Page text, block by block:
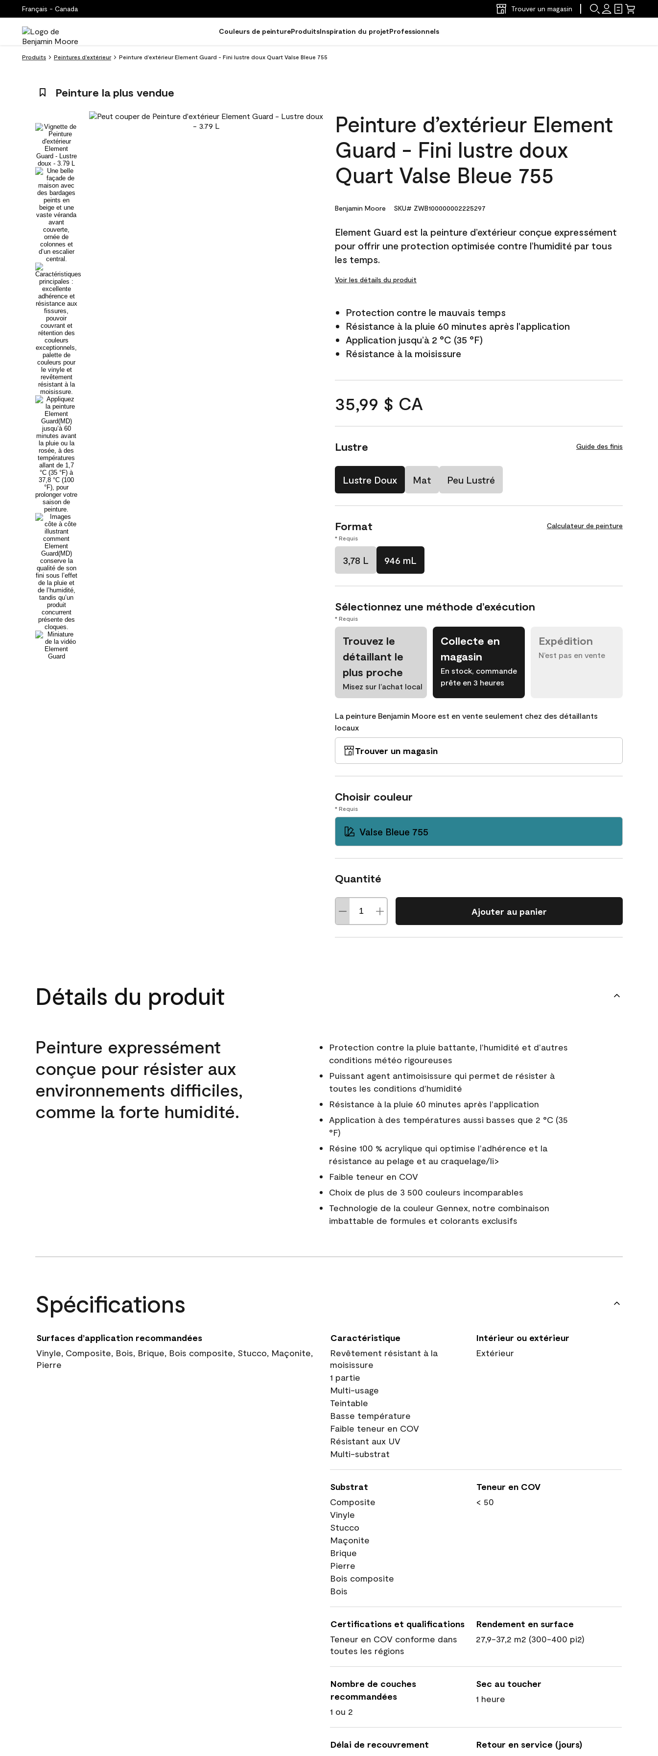
Français - Canada Trouver un magasin
Couleurs de peintureProduitsInspiration du projetProfessionnels
Produits Peintures d’extérieur Peinture d’extérieur Element Guard - Fini lustre doux Quart Valse Bleue 755
Peinture la plus vendue
Peinture d’extérieur Element
Guard - Fini lustre doux
Quart Valse Bleue 755
Benjamin Moore SKU# ZWB100000002225297
Element Guard est la peinture d’extérieur conçue expressément
pour offrir une protection optimisée contre l’humidité par tous
les temps.
Voir les détails du produit
Protection contre le mauvais temps
Résistance à la pluie 60 minutes après l'application
Application jusqu’à 2 °C (35 °F)
Résistance à la moisissure
35,99 $ CA
Lustre Guide des finis
Lustre Doux Mat Peu Lustré
Format Calculateur de peinture
* Requis
3,78 L 946 mL
Sélectionnez une méthode d’exécution
* Requis
Trouvez le
détaillant le
plus proche
Misez sur l’achat local
Collecte en
magasin
En stock, commande
prête en 3 heures
Expédition
N’est pas en vente
La peinture Benjamin Moore est en vente seulement chez des détaillants
locaux
Trouver un magasin
Choisir couleur
* Requis
Valse Bleue 755
Quantité
Ajouter au panier
Détails du produit
Peinture expressément
conçue pour résister aux
environnements difficiles,
comme la forte humidité.
Protection contre la pluie battante, l'humidité et d'autres
conditions météo rigoureuses
Puissant agent antimoisissure qui permet de résister à
toutes les conditions d'humidité
Résistance à la pluie 60 minutes après l'application
Application à des températures aussi basses que 2 °C (35
°F)
Résine 100 % acrylique qui optimise l'adhérence et la
résistance au pelage et au craquelage/li>
Faible teneur en COV
Choix de plus de 3 500 couleurs incomparables
Technologie de la couleur Gennex, notre combinaison
imbattable de formules et colorants exclusifs
Spécifications
Surfaces d’application recommandées
Vinyle, Composite, Bois, Brique, Bois composite, Stucco, Maçonite,
Pierre
Caractéristique
Revêtement résistant à la
moisissure
1 partie
Multi-usage
Teintable
Basse température
Faible teneur en COV
Résistant aux UV
Multi-substrat
Intérieur ou extérieur
Extérieur
Substrat
Composite
Vinyle
Stucco
Maçonite
Brique
Pierre
Bois composite
Bois
Teneur en COV
< 50
Certifications et qualifications
Teneur en COV conforme dans
toutes les régions
Rendement en surface
27,9-37,2 m2 (300-400 pi2)
Nombre de couches
recommandées
1 ou 2
Sec au toucher
1 heure
Délai de recouvrement
Retour en service (jours)